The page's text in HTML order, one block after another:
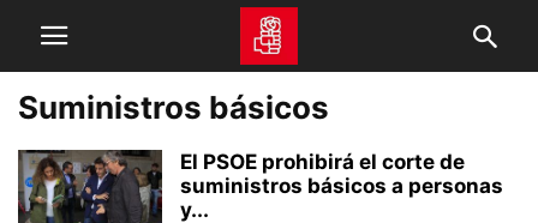
Suministros básicos
El PSOE prohibirá el corte de
suministros básicos a personas
y...